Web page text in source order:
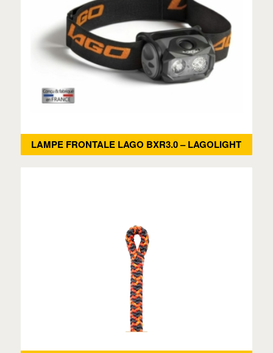
LAMPE FRONTALE LAGO BXR3.0 – LAGOLIGHT